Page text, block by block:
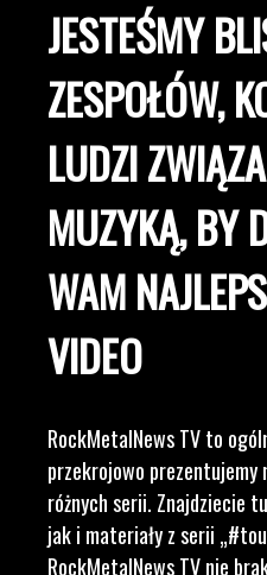
JESTEŚMY
ZESPOŁÓW,
LUDZI
MUZYKĄ, BY
WAM
VIDEO
RockMetalNews TV to
przekrojowo prezentujemy
różnych serii. Znajdziecie
jak i materiały z serii
RockMetalNews TV nie